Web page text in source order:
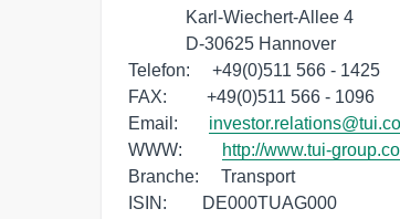
Telefon:     +49(0)511 566 - 1425
FAX:         +49(0)511 566 - 1096
Email:
WWW:
http://www.tui-
Branche:     Transport
ISIN:        DE000TUAG000